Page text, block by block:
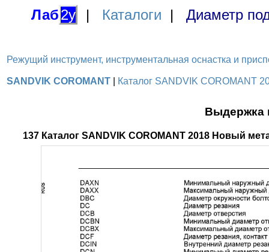
Лаб2у | Каталоги | Диаметр
Режущий инструмент, инструментальная оснастка и
SANDVIK COROMANT Каталог SANDVIK COROMANT
Выдержка
137 Каталог SANDVIK COROMANT 2018 Новый